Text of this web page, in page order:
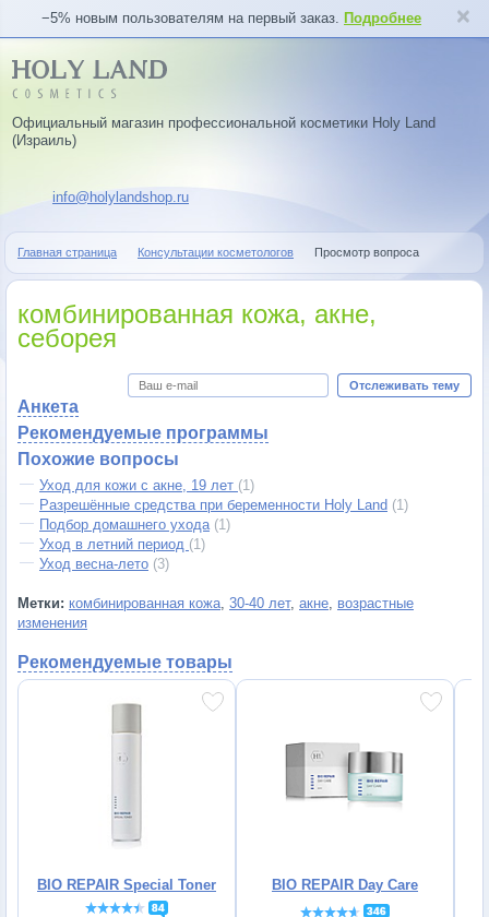
−5% новым пользователям на первый заказ. Подробнее
Официальный магазин профессиональной косметики Holy Land
(Израиль)
info@holylandshop.ru
Главная страница Консультации косметологов Просмотр вопроса
комбинированная кожа, акне,
себорея
Отслеживать тему
Анкета
Рекомендуемые программы
Похожие вопросы
Уход для кожи с акне, 19 лет (1)
Разрешённые средства при беременности Holy Land (1)
Подбор домашнего ухода (1)
Уход в летний период (1)
Уход весна-лето (3)
Метки: комбинированная кожа, 30-40 лет, акне, возрастные
изменения
Рекомендуемые товары
BIO REPAIR Special Toner
84
BIO REPAIR Day Care
346